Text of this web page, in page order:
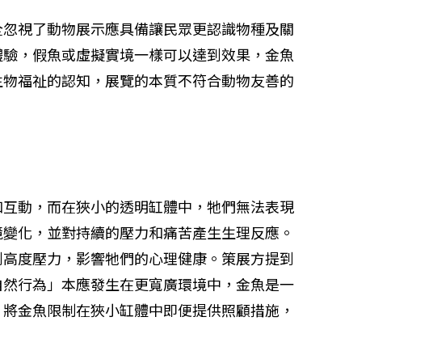
視了動物展示應具備讓民眾更認識物種及關
，假魚或虛擬實境一樣可以達到效果，金魚
福祉的認知，展覽的本質不符合動物友善的
動，而在狹小的透明缸體中，牠們無法表現
化，並對持續的壓力和痛苦產生生理反應。
度壓力，影響牠們的心理健康。策展方提到
行為」本應發生在更寬廣環境中，金魚是一
金魚限制在狹小缸體中即便提供照顧措施，